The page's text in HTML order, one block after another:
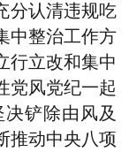
分认清违规吃
中整治工作方
行立改和集中
党风党纪一起
铲除由风及
推动中央八项